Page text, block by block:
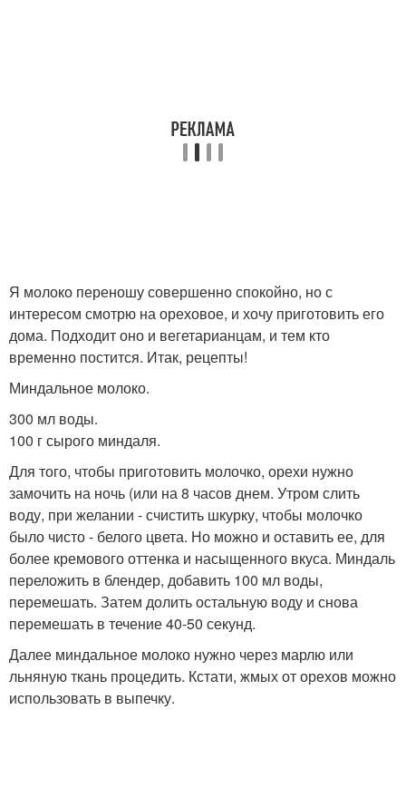
Я молоко переношу совершенно спокойно, но с
интересом смотрю на ореховое, и хочу приготовить его
дома. Подходит оно и вегетарианцам, и тем кто
временно постится. Итак, рецепты!
Миндальное молоко.
300 мл воды.
100 г сырого миндаля.
Для того, чтобы приготовить молочко, орехи нужно
замочить на ночь (или на 8 часов днем. Утром слить
воду, при желании - счистить шкурку, чтобы молочко
было чисто - белого цвета. Но можно и оставить ее, для
более кремового оттенка и насыщенного вкуса. Миндаль
переложить в блендер, добавить 100 мл воды,
перемешать. Затем долить остальную воду и снова
перемешать в течение 40-50 секунд.
Далее миндальное молоко нужно через марлю или
льняную ткань процедить. Кстати, жмых от орехов можно
использовать в выпечку.